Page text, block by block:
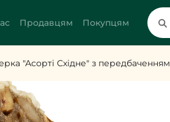
Продавцям Покупцям
"Асорті Східне" з передбаченням